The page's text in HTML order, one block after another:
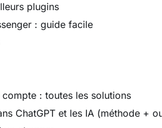
plugins
: guide facile
: toutes les solutions
ChatGPT et les IA (méthode +